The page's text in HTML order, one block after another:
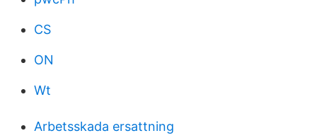
CS
ON
Wt
Arbetsskada ersattning